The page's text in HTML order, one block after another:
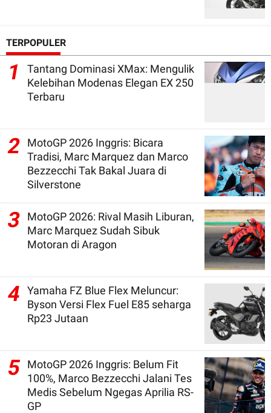
TERPOPULER
1
Tantang Dominasi XMax: Mengulik
Kelebihan Modenas Elegan EX 250
Terbaru
2
MotoGP 2026 Inggris: Bicara
Tradisi, Marc Marquez dan Marco
Bezzecchi Tak Bakal Juara di
Silverstone
3
MotoGP 2026: Rival Masih Liburan,
Marc Marquez Sudah Sibuk
Motoran di Aragon
4
Yamaha FZ Blue Flex Meluncur:
Byson Versi Flex Fuel E85 seharga
Rp23 Jutaan
5 MotoGP 2026 Inggris: Belum Fit
100%, Marco Bezzecchi Jalani Tes
Medis Sebelum Ngegas Aprilia RS-
GP